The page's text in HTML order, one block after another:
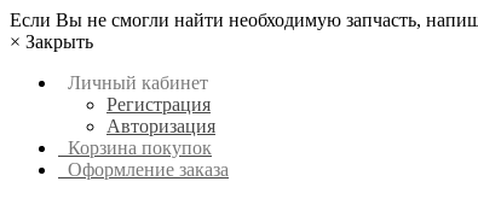
Если Вы не смогли найти необходимую запчасть,
× Закрыть
Личный кабинет
Регистрация
Авторизация
Корзина покупок
Оформление заказа